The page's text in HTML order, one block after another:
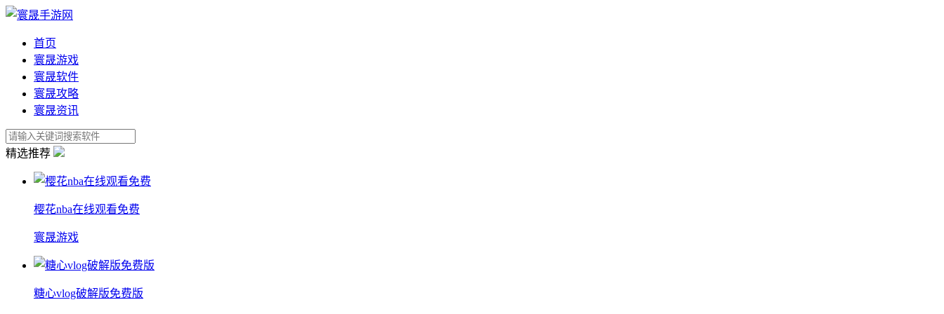
首页
寰晟游戏
寰晟软件
寰晟攻略
寰晟资讯
精选推荐
樱花nba在线观看免费
寰晟游戏
糖心vlog破解版免费版